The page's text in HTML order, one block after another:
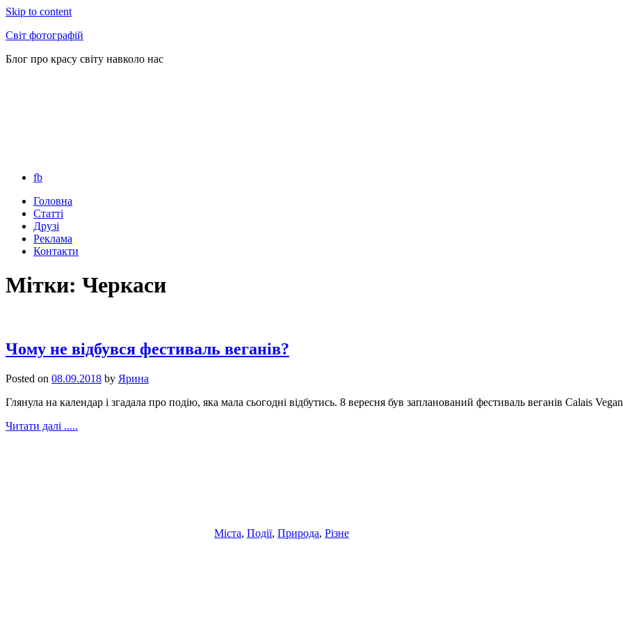
Skip to content
Світ фотографій
Блог про красу світу навколо нас
fb
Головна
Статті
Друзі
Реклама
Контакти
Мітки: Черкаси
Чому не відбувся фестиваль веганів?
Posted on 08.09.2018 by Ярина
Глянула на календар і згадала про подію, яка мала сьогодні відбутись. 8 вересня був запланований фестиваль веганів Calais
Читати далі .....
Міста, Події, Природа, Різне